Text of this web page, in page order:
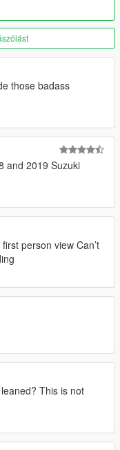
converting the
resources for
purposes.
those badass
and 2019 Suzuki
person view Can’t
This is not